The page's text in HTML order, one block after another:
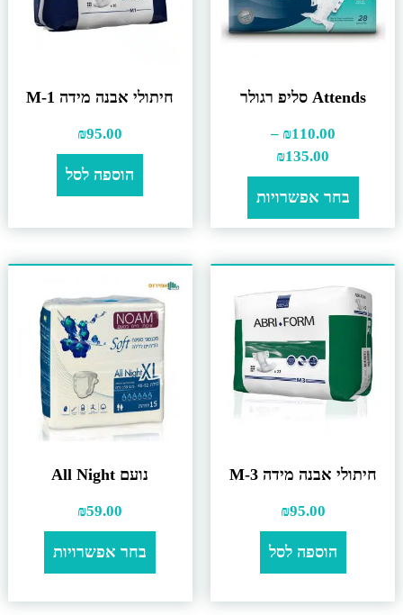
Attends סליפ רגולר
₪110.00
–
₪135.00
בחר אפשרויות
חיתולי אבנה מידה M-1
₪95.00
הוספה לסל
חיתולי אבנה מידה M-3
₪95.00
הוספה לסל
נועם All Night
₪59.00
בחר אפשרויות